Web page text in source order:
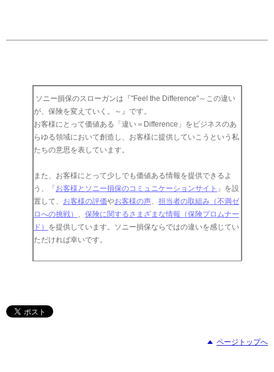
ソニー損保のスローガンは『"Feel the Difference"～この違い
が、保険を変えていく。～』です。
お客様にとって価値ある「違い＝Difference」をビジネスのあ
らゆる領域において創造し、お客様に提供していこうという私
たちの意思を表しています。
また、お客様にとって少しでも価値ある情報を提供できるよ
う、「お客様とソニー損保のコミュニケーションサイト 」を設
置して、 お客様の評価やお客様の声
担当者の取組み（不満ゼ
ロへの挑戦）
保険に関するさまざまな情報（保険プロムナー
ド） を提供しています。ソニー損保ならではの違いを感じてい
ただければ幸いです。
ページトップへ